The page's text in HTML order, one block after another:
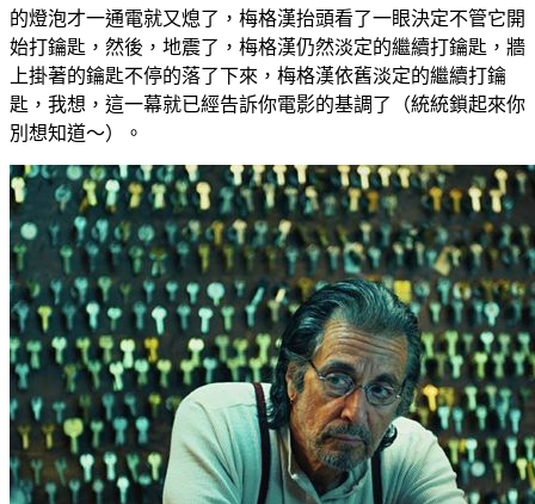
的燈泡才一通電就又熄了，梅格漢抬頭看了一眼決定不管它開
始打鑰匙，然後，地震了，梅格漢仍然淡定的繼續打鑰匙，牆
上掛著的鑰匙不停的落了下來，梅格漢依舊淡定的繼續打鑰
匙，我想，這一幕就已經告訴你電影的基調了（統統鎖起來你
別想知道～）。